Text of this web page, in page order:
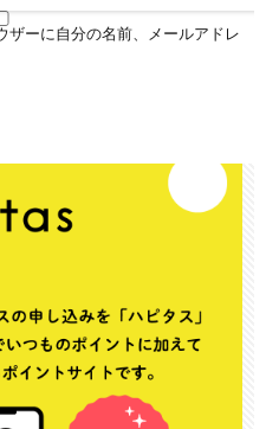
ザーに自分の名前、メールアドレ